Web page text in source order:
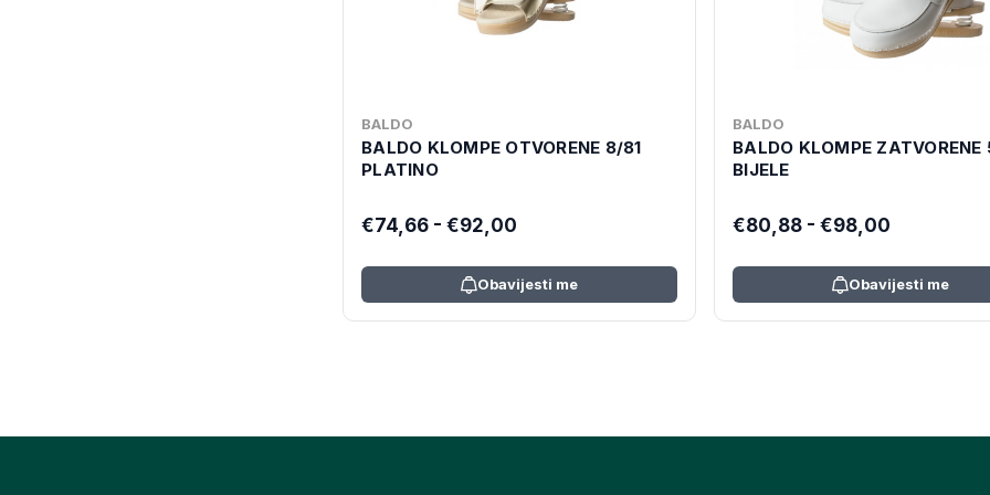
BALDO
BALDO KLOMPE OTVORENE 8/81
PLATINO
€74,66 - €92,00
Obavijesti me
BALDO
BALDO KLOMPE ZATVORENE
BIJELE
€80,88 - €98,00
Obavijesti me